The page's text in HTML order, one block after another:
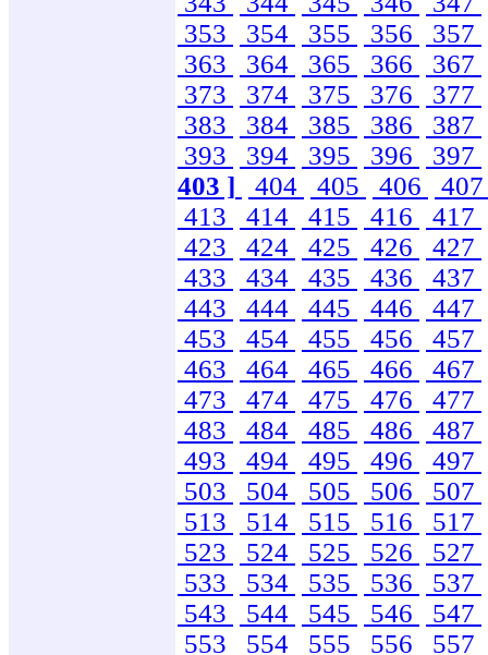
353
354 355 356
357
363
364 365 366
367
373
374 375 376
377
383
384 385 386
387
393
394 395 396
397
403 ]
404 405 406
413
414 415 416
417
423
424 425 426
427
433
434 435 436
437
443
444 445 446
447
453
454 455 456
457
463
464 465 466
467
473
474 475 476
477
483
484 485 486
487
493
494 495 496
497
503
504 505 506
507
513
514 515 516
517
523
524 525 526
527
533
534 535 536
537
543
544 545 546
547
553
554 555 556
557